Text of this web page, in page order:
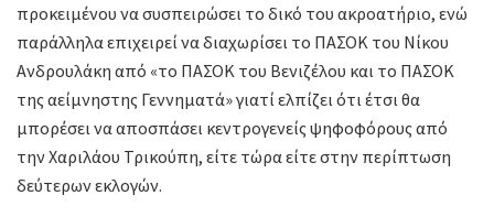
προκειμένου να συσπειρώσει το δικό του ακροατήριο, ενώ
παράλληλα επιχειρεί να διαχωρίσει το ΠΑΣΟΚ του Νίκου
Ανδρουλάκη από «το ΠΑΣΟΚ του Βενιζέλου και το ΠΑΣΟΚ
της αείμνηστης Γεννηματά» γιατί ελπίζει ότι έτσι θα
μπορέσει να αποσπάσει κεντρογενείς ψηφοφόρους από
την Χαριλάου Τρικούπη, είτε τώρα είτε στην περίπτωση
δεύτερων εκλογών.